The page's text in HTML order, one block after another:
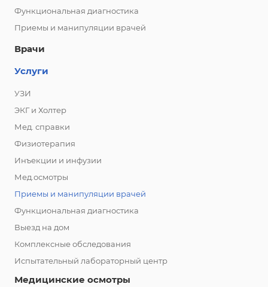
Функциональная диагностика
Приемы и манипуляции врачей
Врачи
Услуги
УЗИ
ЭКГ и Холтер
Мед. справки
Физиотерапия
Инъекции и инфузии
Мед.осмотры
Приемы и манипуляции врачей
Функциональная диагностика
Выезд на дом
Комплексные обследования
Испытательный лабораторный центр
Медицинские осмотры